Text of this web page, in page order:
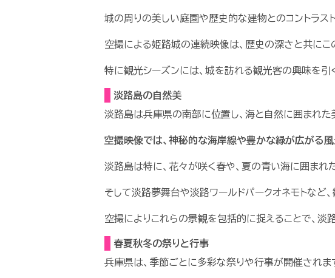
城の周りの美しい庭園や歴史的な建物とのコントラス
空撮による姫路城の連続映像は、歴史の深さと共にこ
特に観光シーズンには、城を訪れる観光客の興味を引
淡路島の自然美
淡路島は兵庫県の南部に位置し、海と自然に囲まれた
空撮映像では、神秘的な海岸線や豊かな緑が広がる風
淡路島は特に、花々が咲く春や、夏の青い海に囲まれ
そして淡路夢舞台や淡路ワールドパークオネモトなど
空撮によりこれらの景観を包括的に捉えることで、淡
春夏秋冬の祭りと行事
兵庫県は、季節ごとに多彩な祭りや行事が開催されま